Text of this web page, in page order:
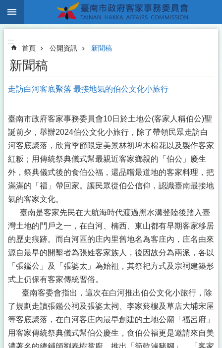
跳到主要內容區塊
:::
首頁 公開資訊 新聞稿
新聞稿
走訪白河客底聚落 最接地氣的伯公文化小旅行
臺南市政府客家事務委員會10日於土地公(客家人稱伯公)聖
誕前夕，舉辦2024伯公文化小旅行，除了帶領民眾走訪白
河客底聚落，欣賞季節限定美景林初埤木棉花以及製作客家
紅粄；用傳統祭典儀式幫最親近客家鄉親的「伯公」慶生
外，祭典儀式後的食伯公福，還品嚐最道地的客家料理，把
滿滿的「福」帶回家。讓民眾從伯公信仰，認識臺南最接地
氣的客家文化。
臺南是客家先民在大航海時代渡過黑水溝登陸後踏入臺
灣土地的門戶之一，在白河、楠西、東山都有早期客家移居
的歷史痕跡。而白河區的庄內里舊地名為客庄內，庄名由來
源自最早的開墾者為張姓客家族人，後因故分為兩派，各以
「張鑑公」及「張婆太」為始祖，其祭祀方式及宗祠建築形
式上仍保有客家傳統習俗。
臺南客委會指出，這次在白河推出伯公文化小旅行，除
了規劃走讀張鑑公祠及張婆太祠、李家菸樓及草店大埔宋屋
等客底聚落，在白河客庄內最早創建的土地公廟「福呂府」
用客家傳統祭典儀式幫伯公慶生，食伯公福更是邀請來自美
濃著名的總鋪師劉春樹掌廚，推出「筍乾滷豬腳」、「客家